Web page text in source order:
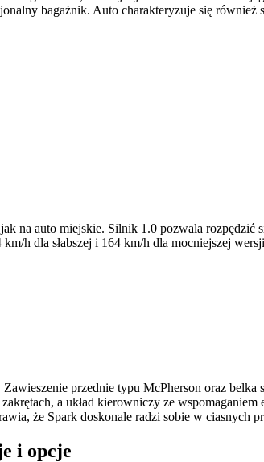
bagażnik. Auto charakteryzuje się
na auto miejskie. Silnik 1.0 pozwala rozpędzić
h dla słabszej i 164 km/h dla mocniejszej
przednie typu McPherson oraz
a układ kierowniczy ze
że Spark doskonale radzi sobie w ciasnych
i opcje